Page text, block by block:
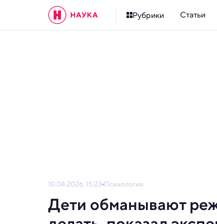
Рубрики Статьи
10.04.2026, 15:23 Психология
Дети обманывают